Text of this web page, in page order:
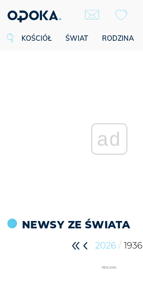
KOŚCIÓŁ ŚWIAT RODZINA
ad
NEWSY ZE ŚWIATA
2026 / 1936
REKLAMA